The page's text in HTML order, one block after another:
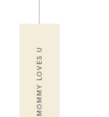
MOMMY LOVES U